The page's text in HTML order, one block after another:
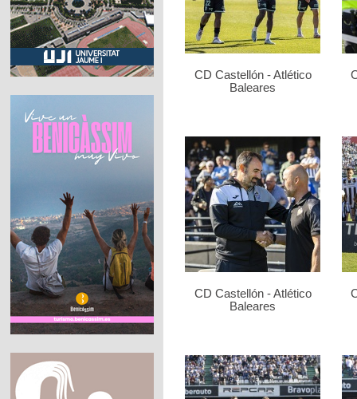
CD Castellón - Atlético
Baleares
CD Castellón - Atlético
Baleares